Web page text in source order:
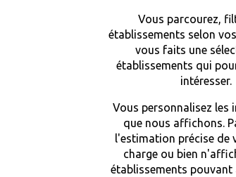
Vous parcourez,
établissements selon
vous faits une
établissements qui
intéresser.
Vous personnalisez les
que nous affichons.
l'estimation précise de
charge ou bien
établissements pouvant